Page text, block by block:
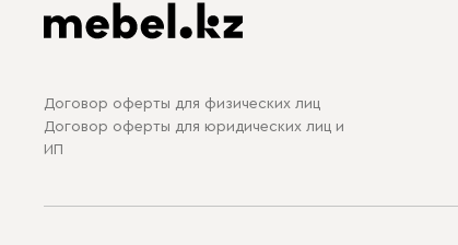
Договор оферты для физических лиц
Договор оферты для юридических лиц и
ИП